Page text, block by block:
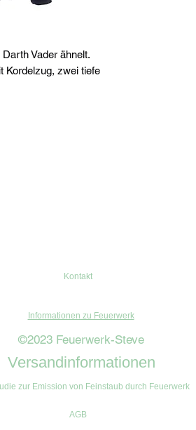
Vader ähnelt.
Kordelzug, zwei tiefe
Kontakt
Informationen zu Feuerwerk
©2023 Feuerwerk-Steve
Versandinformationen
zur Emission von Feinstaub durch Feuerwerk
AGB